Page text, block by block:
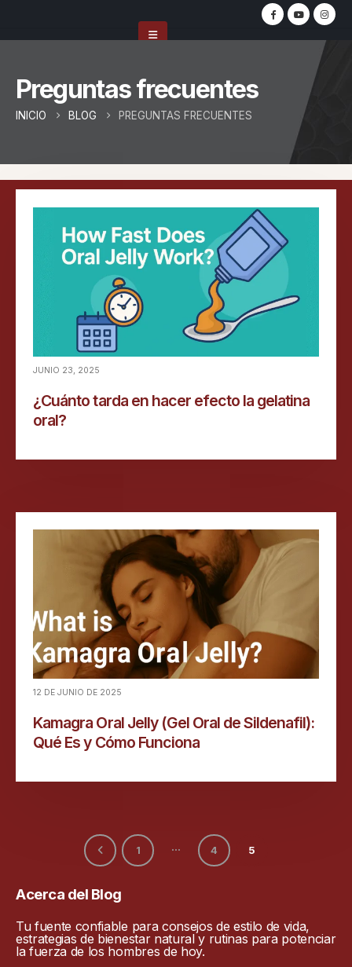
Preguntas frecuentes
INICIO BLOG PREGUNTAS FRECUENTES
JUNIO 23, 2025
¿Cuánto tarda en hacer efecto la gelatina
oral?
12 DE JUNIO DE 2025
Kamagra Oral Jelly (Gel Oral de Sildenafil):
Qué Es y Cómo Funciona
1 … 4 5
Acerca del Blog
Tu fuente confiable para consejos de estilo de vida,
estrategias de bienestar natural y rutinas para potenciar
la fuerza de los hombres de hoy.